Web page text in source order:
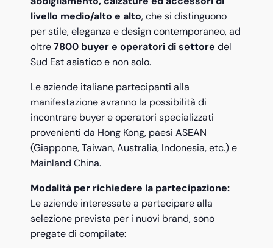
livello medio/alto e alto, che si distinguono
per stile, eleganza e design contemporaneo, ad
oltre7800 buyer e operatori di settore del
Sud Est asiatico e non solo.
Le aziende italiane partecipanti alla
manifestazione avranno la possibilità di
incontrare buyer e operatori specializzati
provenienti da Hong Kong, paesi ASEAN
(Giappone, Taiwan, Australia, Indonesia, etc.) e
Mainland China.
Modalità per richiedere la partecipazione:
Le aziende interessate a partecipare alla
selezione prevista per i nuovi brand, sono
pregate di compilate: